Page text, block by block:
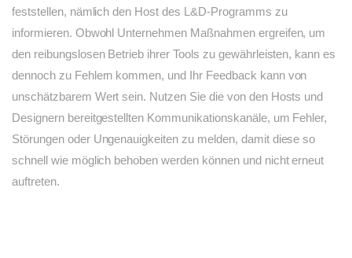
feststellen, nämlich den Host des L&D-Programms zu
informieren. Obwohl Unternehmen Maßnahmen ergreifen, um
den reibungslosen Betrieb ihrer Tools zu gewährleisten, kann es
dennoch zu Fehlern kommen, und Ihr Feedback kann von
unschätzbarem Wert sein. Nutzen Sie die von den Hosts und
Designern bereitgestellten Kommunikationskanäle, um Fehler,
Störungen oder Ungenauigkeiten zu melden, damit diese so
schnell wie möglich behoben werden können und nicht erneut
auftreten.